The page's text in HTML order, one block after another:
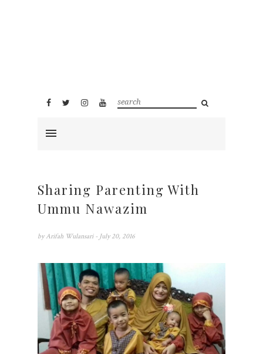
Sharing Parenting With
Ummu Nawazim
by Arifah Wulansari - July 20, 2016